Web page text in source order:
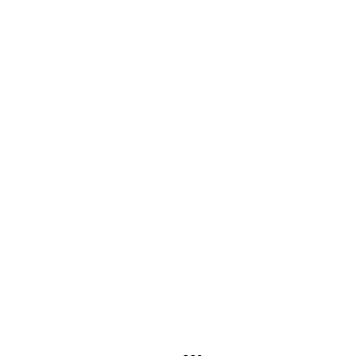
fris. Skechers® en Arch
gaan!